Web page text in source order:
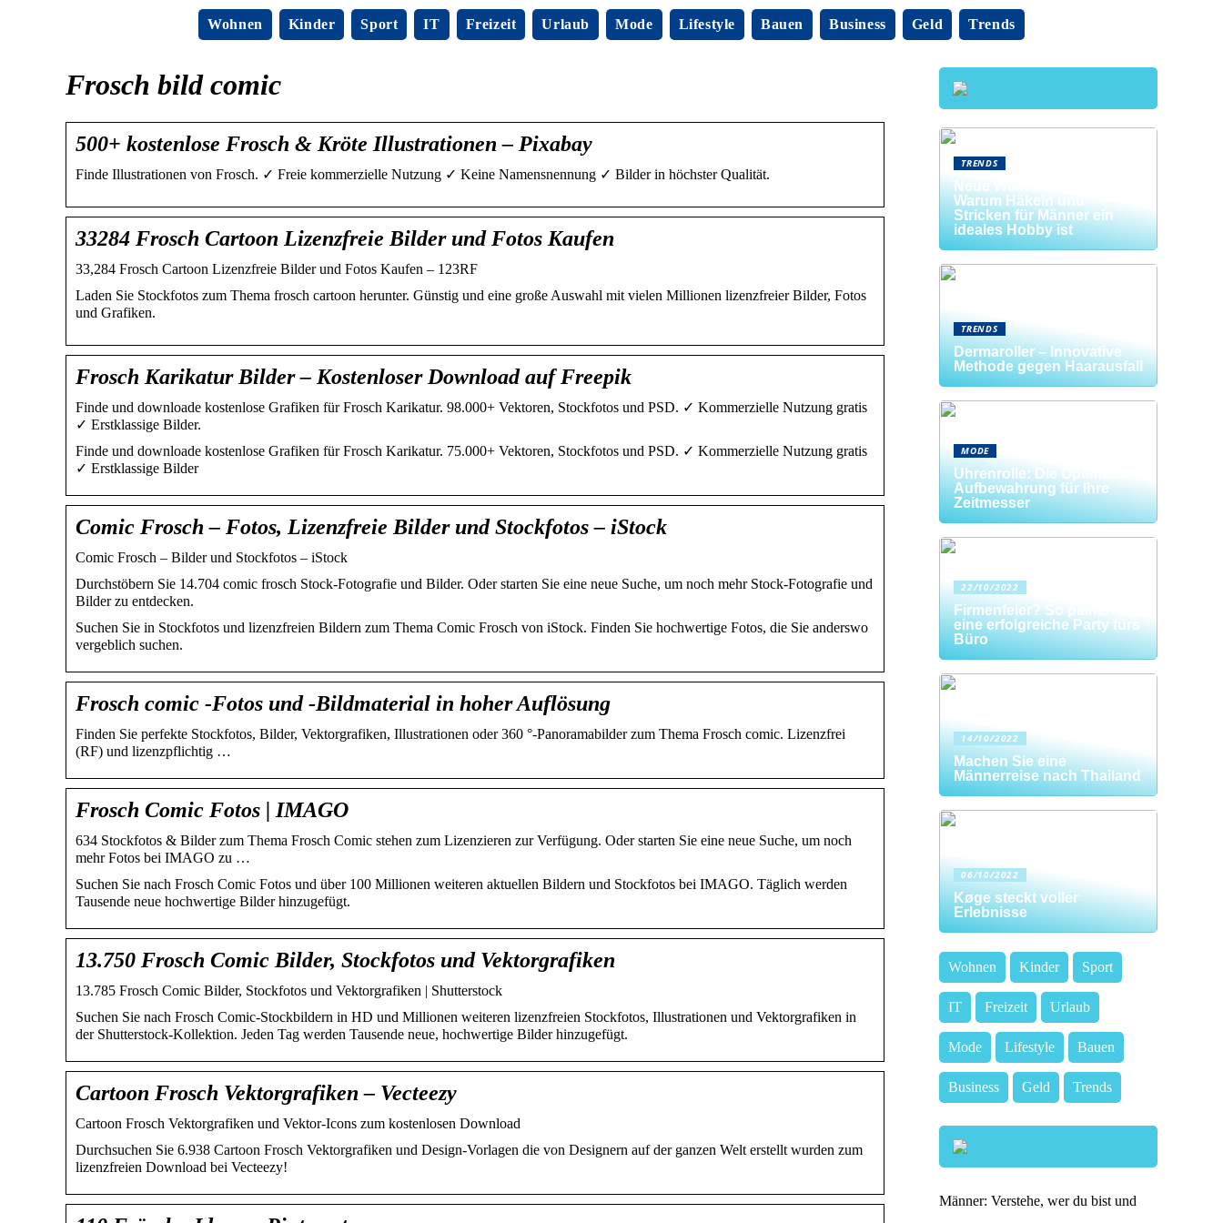
Wohnen Kinder Sport IT Freizeit Urlaub Mode Lifestyle Bauen Business Geld Trends
Frosch bild comic
500+ kostenlose Frosch & Kröte Illustrationen – Pixabay
Finde Illustrationen von Frosch. ✓ Freie kommerzielle Nutzung ✓ Keine Namensnennung ✓ Bilder in höchster Qualität.
33284 Frosch Cartoon Lizenzfreie Bilder und Fotos Kaufen
33,284 Frosch Cartoon Lizenzfreie Bilder und Fotos Kaufen – 123RF
Laden Sie Stockfotos zum Thema frosch cartoon herunter. Günstig und eine große Auswahl mit vielen Millionen lizenzfreier Bilder, Fotos
und Grafiken.
Frosch Karikatur Bilder – Kostenloser Download auf Freepik
Finde und downloade kostenlose Grafiken für Frosch Karikatur. 98.000+ Vektoren, Stockfotos und PSD. ✓ Kommerzielle Nutzung gratis
✓ Erstklassige Bilder.
Finde und downloade kostenlose Grafiken für Frosch Karikatur. 75.000+ Vektoren, Stockfotos und PSD. ✓ Kommerzielle Nutzung gratis
✓ Erstklassige Bilder
Comic Frosch – Fotos, Lizenzfreie Bilder und Stockfotos – iStock
Comic Frosch – Bilder und Stockfotos – iStock
Durchstöbern Sie 14.704 comic frosch Stock-Fotografie und Bilder. Oder starten Sie eine neue Suche, um noch mehr Stock-Fotografie und
Bilder zu entdecken.
Suchen Sie in Stockfotos und lizenzfreien Bildern zum Thema Comic Frosch von iStock. Finden Sie hochwertige Fotos, die Sie anderswo
vergeblich suchen.
Frosch comic -Fotos und -Bildmaterial in hoher Auflösung
Finden Sie perfekte Stockfotos, Bilder, Vektorgrafiken, Illustrationen oder 360 °-Panoramabilder zum Thema Frosch comic. Lizenzfrei
(RF) und lizenzpflichtig …
Frosch Comic Fotos | IMAGO
634 Stockfotos & Bilder zum Thema Frosch Comic stehen zum Lizenzieren zur Verfügung. Oder starten Sie eine neue Suche, um noch
mehr Fotos bei IMAGO zu …
Suchen Sie nach Frosch Comic Fotos und über 100 Millionen weiteren aktuellen Bildern und Stockfotos bei IMAGO. Täglich werden
Tausende neue hochwertige Bilder hinzugefügt.
13.750 Frosch Comic Bilder, Stockfotos und Vektorgrafiken
13.785 Frosch Comic Bilder, Stockfotos und Vektorgrafiken | Shutterstock
Suchen Sie nach Frosch Comic-Stockbildern in HD und Millionen weiteren lizenzfreien Stockfotos, Illustrationen und Vektorgrafiken in
der Shutterstock-Kollektion. Jeden Tag werden Tausende neue, hochwertige Bilder hinzugefügt.
Cartoon Frosch Vektorgrafiken – Vecteezy
Cartoon Frosch Vektorgrafiken und Vektor-Icons zum kostenlosen Download
Durchsuchen Sie 6.938 Cartoon Frosch Vektorgrafiken und Design-Vorlagen die von Designern auf der ganzen Welt erstellt wurden zum
lizenzfreien Download bei Vecteezy!
TRENDS
Neue Welten entdecken:
Warum Häkeln und
Stricken für Männer ein
ideales Hobby ist
TRENDS
Dermaroller – Innovative
Methode gegen Haarausfall
MODE
Uhrenrolle: Die Optimale
Aufbewahrung für Ihre
Zeitmesser
22/10/2022
Firmenfeier? So planen Sie
eine erfolgreiche Party fürs
Büro
14/10/2022
Machen Sie eine
Männerreise nach Thailand
06/10/2022
Køge steckt voller
Erlebnisse
Wohnen Kinder Sport
IT Freizeit Urlaub
Mode Lifestyle Bauen
Business Geld Trends
Männer: Verstehe, wer du bist und